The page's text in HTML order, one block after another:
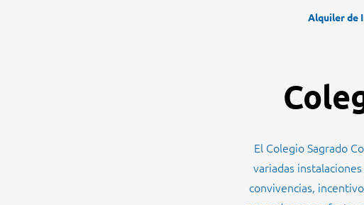
Alquiler de
El Colegio Sagrado
variadas
convivencias,